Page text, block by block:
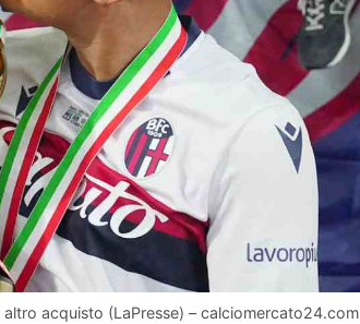
acquisto (LaPresse) – calciomercato24.com